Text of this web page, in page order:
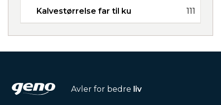
Kalvestørrelse far til ku 111
Avler for bedre liv